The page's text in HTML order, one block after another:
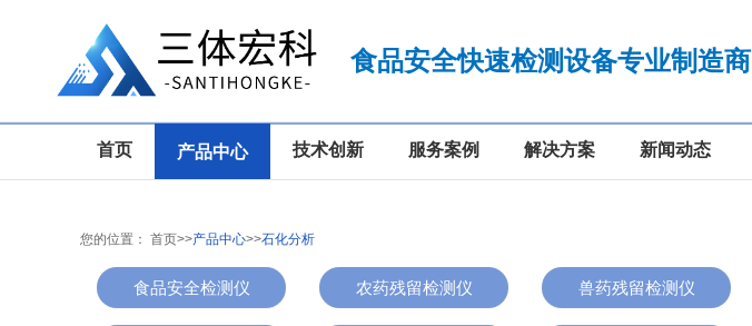
食品安全快速检测设备专业制造商
首页 产品中心 技术创新 服务案例 解决方案 新闻动态
您的位置： 首页>>产品中心>>石化分析
食品安全检测仪 农药残留检测仪 兽药残留检测仪